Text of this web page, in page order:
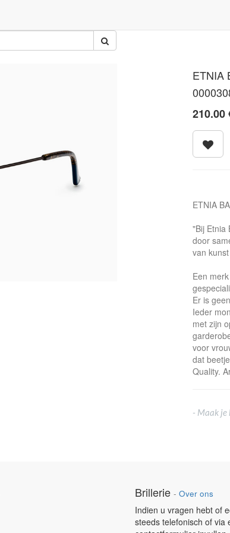
ETNIA
210.00
ETNIA
"Bij Etnia
door
van
Een
Er is
Ieder
met zijn
voor
dat
Quality.
- Maak je
Brillerie - Over ons
Indien u vragen hebt of
steeds telefonisch of via